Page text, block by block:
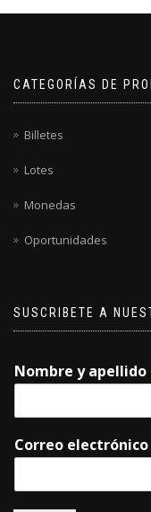
CATEGORÍAS DE
Billetes
Lotes
Monedas
Oportunidades
SUSCRIBETE A
Nombre y apellido
Correo electrónico